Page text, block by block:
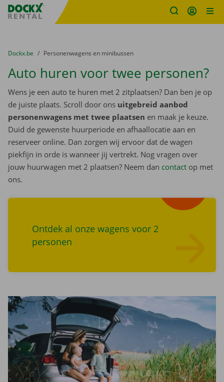
Fratello DEMO
U bevindt zich hier:
van
Dockx.be naar
Personenwagens en minibussen
Auto huren voor twee personen?
Wens je een auto te huren met 2 zitplaatsen? Dan ben je op
de juiste plaats. Scroll door ons uitgebreid aanbod
personenwagens met twee plaatsen en maak je keuze.
Duid de gewenste huurperiode en afhaallocatie aan en
reserveer online. Dan zorgen wij ervoor dat de wagen
piekfijn in orde is wanneer jij vertrekt. Nog vragen over
jouw huurwagen met 2 plaatsen? Neem dan contact op met
ons.
Ontdek al onze wagens voor 2
personen